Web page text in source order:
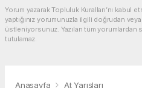
Yorum yazarak Topluluk Kuralları’nı
yaptığınız yorumunuzla ilgili doğrudan
üstleniyorsunuz. Yazılan tüm
tutulamaz.
Anasayfa At Yarışları